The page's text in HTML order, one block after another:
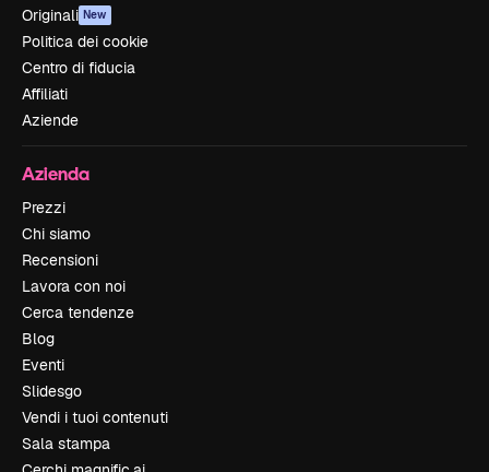
Originali New
Politica dei cookie
Centro di fiducia
Affiliati
Aziende
Azienda
Prezzi
Chi siamo
Recensioni
Lavora con noi
Cerca tendenze
Blog
Eventi
Slidesgo
Vendi i tuoi contenuti
Sala stampa